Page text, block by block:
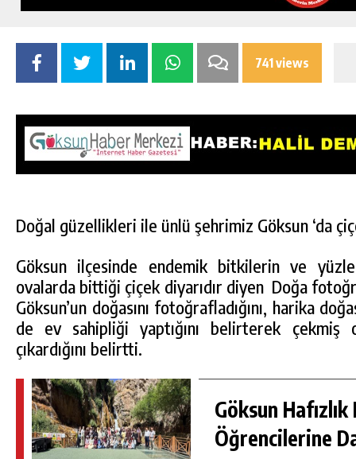
741 views
Doğal güzellikleri ile ünlü şehrimiz Göksun ‘da
Göksun ilçesinde endemik bitkilerin ve
ovalarda bittiği çiçek diyarıdır diyen Doğa
Göksun’un doğasını fotoğrafladığını, harika
de ev sahipliği yaptığını belirterek
çıkardığını belirtti.
Göksun Hafızlık
Öğrencilerine
GÖKSUN HAFIZLIK KIZ KUR’AN KURSU
ÖĞRENCILERINE DARENDE GEZISI.